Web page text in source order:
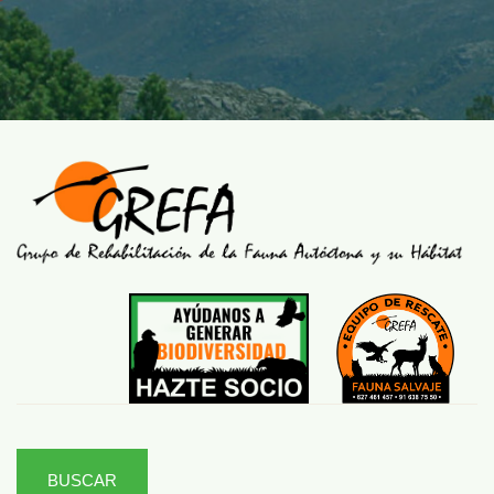
BUSCAR